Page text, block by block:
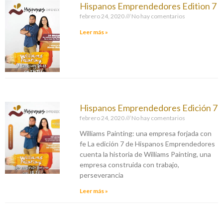
Hispanos Emprendedores Edition 7
febrero 24, 2020 No hay comentarios
Leer más »
Hispanos Emprendedores Edición 7
febrero 24, 2020 No hay comentarios
Williams Painting: una empresa forjada con
fe La edición 7 de Hispanos Emprendedores
cuenta la historia de Williams Painting, una
empresa construida con trabajo,
perseverancia
Leer más »